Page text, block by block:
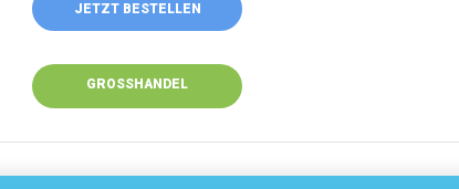
JETZT BESTELLEN
GROSSHANDEL